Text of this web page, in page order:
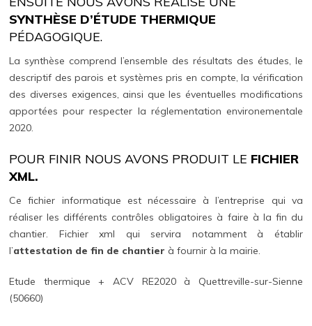
SYNTHÈSE D’ÉTUDE THERMIQUE
PÉDAGOGIQUE.
La synthèse comprend l’ensemble des résultats des études, le
descriptif des parois et systèmes pris en compte, la vérification
des diverses exigences, ainsi que les éventuelles modifications
apportées pour respecter la réglementation environementale
2020.
POUR FINIR NOUS AVONS PRODUIT LE FICHIER
XML.
Ce fichier informatique est nécessaire à l’entreprise qui va
réaliser les différents contrôles obligatoires à faire à la fin du
chantier. Fichier xml qui servira notamment à établir
l’attestation de fin de chantier à fournir à la mairie.
Etude thermique + ACV RE2020 à Quettreville-sur-Sienne
(50660)